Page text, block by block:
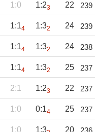
1:0 1:23 22 239
1:14 1:32 24 239
1:14 1:32 24 238
1:14 1:32 25 237
2:1 1:23 22 237
1:0 0:14 25 237
1:0 1:3 20